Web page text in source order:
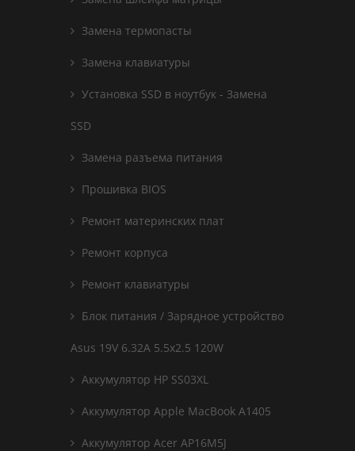
Замена термопасты
Замена клавиатуры
Установка SSD в ноутбук - Замена
SSD
Замена разъема питания
Прошивка BIOS
Ремонт материнских плат
Ремонт корпуса
Ремонт клавиатуры
Блок питания / Зарядное устройство
Asus 19V 6.32A 5.5x2.5 120W
Аккумулятор HP SS03XL
Аккумулятор Apple MacBook A1405
Аккумулятор Acer AP16M5J